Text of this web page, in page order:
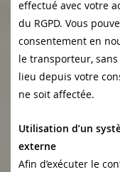
effectué avec votre
du RGPD. Vous
consentement en
le transporteur,
lieu depuis votre
ne soit affectée.
Utilisation d’un
externe
Afin d’exécuter le